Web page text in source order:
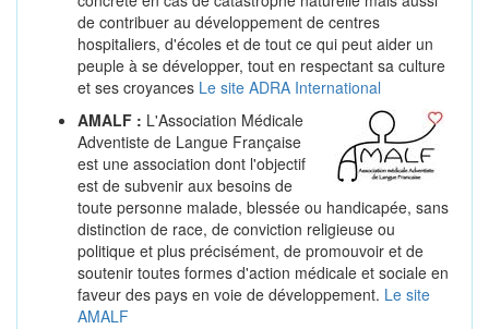
de contribuer au développement de centres
hospitaliers, d'écoles et de tout ce qui peut aider un
peuple à se développer, tout en respectant sa culture
et ses croyances Le site ADRA International
AMALF : L'Association Médicale
Adventiste de Langue Française
est une association dont l'objectif
est de subvenir aux besoins de
toute personne malade, blessée ou handicapée, sans
distinction de race, de conviction religieuse ou
politique et plus précisément, de promouvoir et de
soutenir toutes formes d'action médicale et sociale en
faveur des pays en voie de développement. Le site
AMALF